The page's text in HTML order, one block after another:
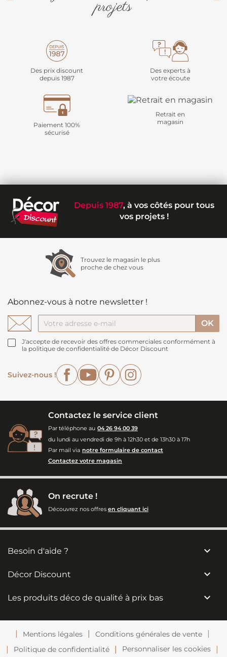
projets
Des prix discount
depuis 1987
Des experts à
votre écoute
Paiement 100%
sécurisé
Retrait en
magasin
Depuis 1987, à vos côtés pour tous
vos projets !
Trouvez le magasin le plus
proche de chez vous
Abonnez-vous à notre newsletter !
J'accepte de recevoir des offres commerciales conformément à
la politique de confidentialité de Décor Discount
Suivez-nous !
FacebookYouTubePinterest
Contactez le service client
Par téléphone au 04 26 94 00 39
du lundi au vendredi de 9h à 12h30 et de 13h30 à 17h
Par mail via notre formulaire de contact
Contactez votre magasin
On recrute !
Découvrez nos offres en cliquant ici
Besoin d'aide ? 
Décor Discount 
Les produits déco de qualité à prix bas 
Mentions légales
Conditions générales de vente
Politique de confidentialité
Personnaliser les cookies